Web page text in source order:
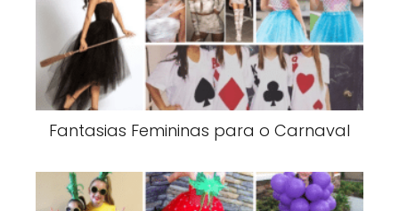
Fantasias Femininas para o Carnaval